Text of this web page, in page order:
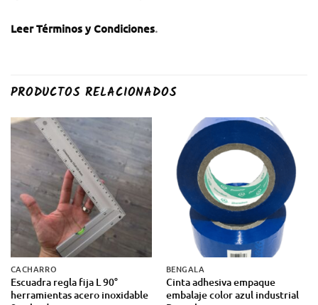
Leer Términos y Condiciones.
PRODUCTOS RELACIONADOS
CACHARRO
Escuadra regla fija L 90°
herramientas acero inoxidable
BENGALA
Cinta adhesiva empaque
embalaje color azul industrial